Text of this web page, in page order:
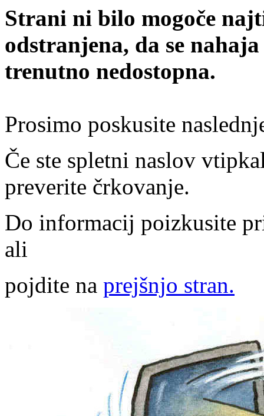
Strani ni bilo mogoče
odstranjena, da se
trenutno nedostopna.
Prosimo poskusite
Če ste spletni naslov
preverite črkovanje.
Do informacij poizkusite
ali
pojdite na prejšnjo stran.